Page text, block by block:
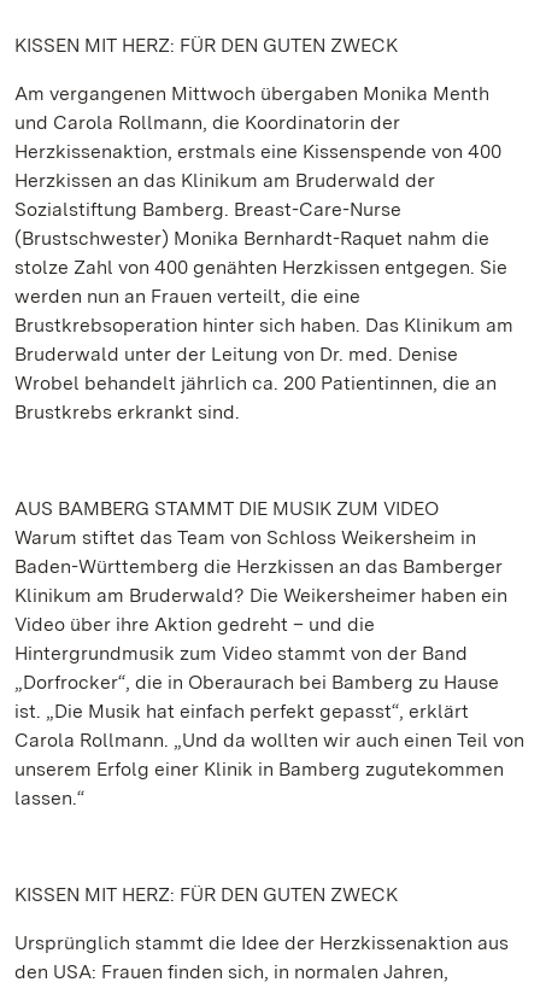
KISSEN MIT HERZ: FÜR DEN GUTEN ZWECK
Am vergangenen Mittwoch übergaben Monika Menth
und Carola Rollmann, die Koordinatorin der
Herzkissenaktion, erstmals eine Kissenspende von 400
Herzkissen an das Klinikum am Bruderwald der
Sozialstiftung Bamberg. Breast-Care-Nurse
(Brustschwester) Monika Bernhardt-Raquet nahm die
stolze Zahl von 400 genähten Herzkissen entgegen. Sie
werden nun an Frauen verteilt, die eine
Brustkrebsoperation hinter sich haben. Das Klinikum am
Bruderwald unter der Leitung von Dr. med. Denise
Wrobel behandelt jährlich ca. 200 Patientinnen, die an
Brustkrebs erkrankt sind.
AUS BAMBERG STAMMT DIE MUSIK ZUM VIDEO
Warum stiftet das Team von Schloss Weikersheim in
Baden-Württemberg die Herzkissen an das Bamberger
Klinikum am Bruderwald? Die Weikersheimer haben ein
Video über ihre Aktion gedreht – und die
Hintergrundmusik zum Video stammt von der Band
„Dorfrocker“, die in Oberaurach bei Bamberg zu Hause
ist. „Die Musik hat einfach perfekt gepasst“, erklärt
Carola Rollmann. „Und da wollten wir auch einen Teil von
unserem Erfolg einer Klinik in Bamberg zugutekommen
lassen.“
KISSEN MIT HERZ: FÜR DEN GUTEN ZWECK
Ursprünglich stammt die Idee der Herzkissenaktion aus
den USA: Frauen finden sich, in normalen Jahren,